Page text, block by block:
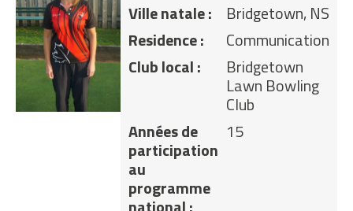
Ville natale :
Bridgetown, NS
Residence :
Communication
Club local :
Bridgetown
Lawn Bowling
Club
Années de
participation
au
programme
15